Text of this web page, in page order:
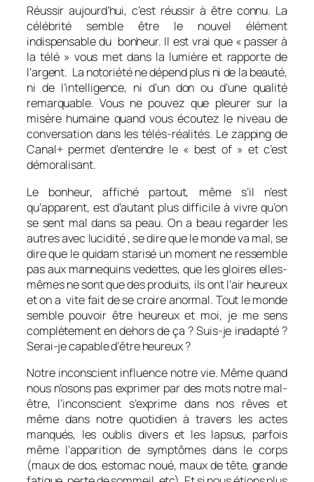
Réussir aujourd’hui, c’est réussir à être connu. La
célébrité semble être le nouvel élément
indispensable du bonheur. Il est vrai que « passer à
la télé » vous met dans la lumière et rapporte de
l’argent. La notoriété ne dépend plus ni de la beauté,
ni de l’intelligence, ni d’un don ou d’une qualité
remarquable. Vous ne pouvez que pleurer sur la
misère humaine quand vous écoutez le niveau de
conversation dans les télés-réalités. Le zapping de
Canal+ permet d’entendre le « best of » et c’est
démoralisant.
Le bonheur, affiché partout, même s’il n’est
qu’apparent, est d’autant plus difficile à vivre qu’on
se sent mal dans sa peau. On a beau regarder les
autres avec lucidité , se dire que le monde va mal, se
dire que le quidam starisé un moment ne ressemble
pas aux mannequins vedettes, que les gloires elles-
mêmes ne sont que des produits, ils ont l’air heureux
et on a vite fait de se croire anormal. Tout le monde
semble pouvoir être heureux et moi, je me sens
complètement en dehors de ça ? Suis-je inadapté ?
Serai-je capable d’être heureux ?
Notre inconscient influence notre vie. Même quand
nous n’osons pas exprimer par des mots notre mal-
être, l’inconscient s’exprime dans nos rêves et
même dans notre quotidien à travers les actes
manqués, les oublis divers et les lapsus, parfois
même l’apparition de symptômes dans le corps
(maux de dos, estomac noué, maux de tête, grande